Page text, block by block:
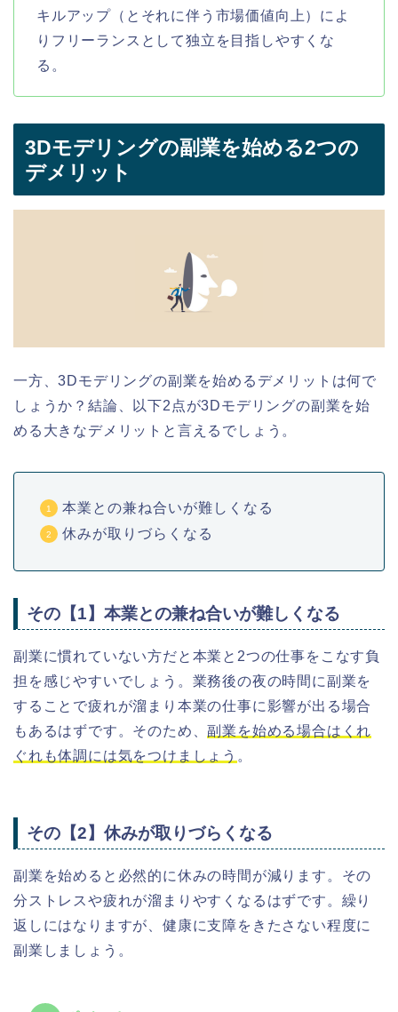
キルアップ（とそれに伴う市場価値向上）によ
りフリーランスとして独立を目指しやすくな
る。
3Dモデリングの副業を始める2つの
デメリット
一方、3Dモデリングの副業を始めるデメリットは何で
しょうか？結論、以下2点が3Dモデリングの副業を始
める大きなデメリットと言えるでしょう。
本業との兼ね合いが難しくなる
休みが取りづらくなる
その【1】本業との兼ね合いが難しくなる
副業に慣れていない方だと本業と2つの仕事をこなす負
担を感じやすいでしょう。業務後の夜の時間に副業を
することで疲れが溜まり本業の仕事に影響が出る場合
もあるはずです。そのため、副業を始める場合はくれ
ぐれも体調には気をつけましょう 。
その【2】休みが取りづらくなる
副業を始めると必然的に休みの時間が減ります。その
分ストレスや疲れが溜まりやすくなるはずです。繰り
返しにはなりますが、健康に支障をきたさない程度に
副業しましょう。